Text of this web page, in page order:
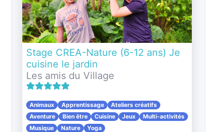
Stage CREA-Nature (6-12 ans) Je
cuisine le jardin
Les amis du Village
Animaux Apprentissage
Ateliers créatifs
Aventure
Bien être Cuisine Jeux
Multi-activités
Musique
Nature
Yoga